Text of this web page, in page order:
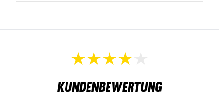
Kundenbewertung